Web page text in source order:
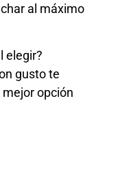
al máximo
elegir?
gusto te
opción